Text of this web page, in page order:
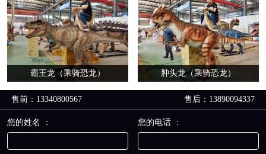
霸王龙（乘骑恐龙） 肿头龙（乘骑恐龙）
售前：13340800567 售后：13890094337
您的姓名 ： 您的电话 ：